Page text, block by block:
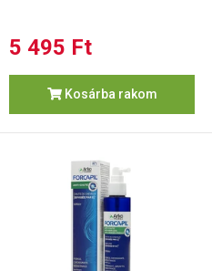
5 495 Ft
Kosárba rakom